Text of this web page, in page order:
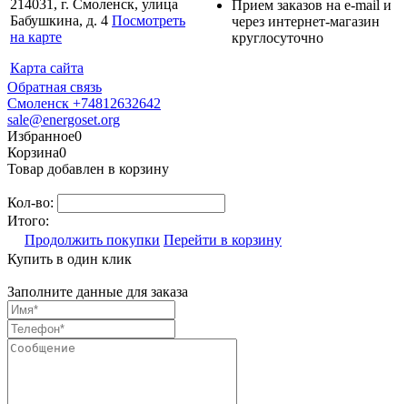
214031, г. Смоленск, улица
Бабушкина, д. 4⁠ Посмотреть
на карте
Карта сайта
Прием заказов на e-mail и
через интернет-магазин
круглосуточно
Обратная связь
Смоленск +74812632642
sale@energoset.org
Избранное0
Корзина0
Товар добавлен в корзину
Кол-во:
Итого:
Продолжить покупки Перейти в корзину
Купить в один клик
Заполните данные для заказа